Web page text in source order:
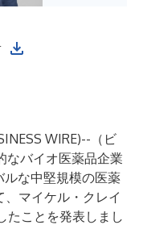
WIRE)-- （ビ
なバイオ医薬品企業
な中堅規模の医薬
マイケル・クレイ
たことを発表しまし